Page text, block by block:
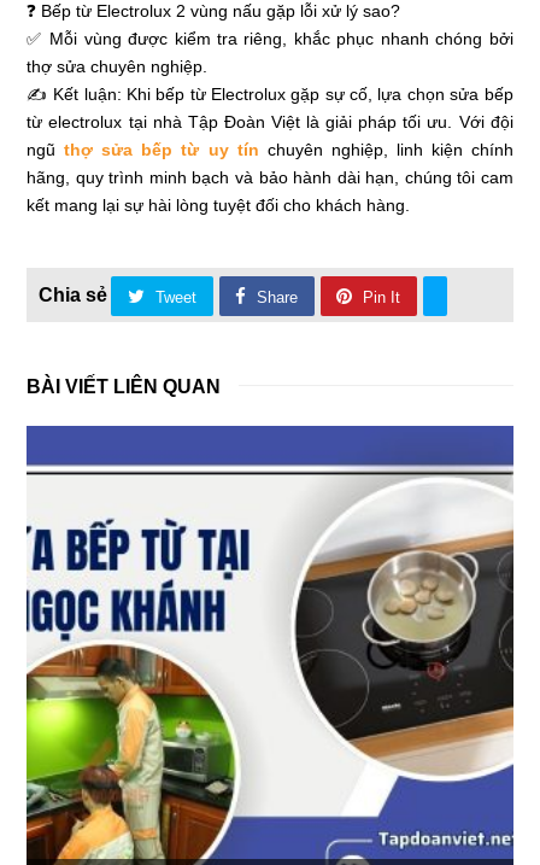
❓ Bếp từ Electrolux 2 vùng nấu gặp lỗi xử lý sao?
✅ Mỗi vùng được kiểm tra riêng, khắc phục nhanh chóng bởi
thợ sửa chuyên nghiệp.
✍ Kết luận: Khi bếp từ Electrolux gặp sự cố, lựa chọn sửa bếp
từ electrolux tại nhà Tập Đoàn Việt là giải pháp tối ưu. Với đội
ngũthợ sửa bếp từ uy tín chuyên nghiệp, linh kiện chính
hãng, quy trình minh bạch và bảo hành dài hạn, chúng tôi cam
kết mang lại sự hài lòng tuyệt đối cho khách hàng.
Tweet Share Pin It
BÀI VIẾT LIÊN QUAN